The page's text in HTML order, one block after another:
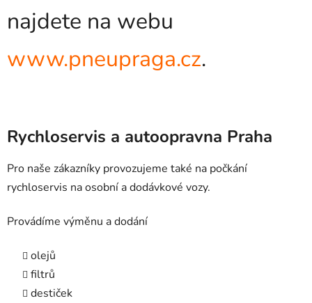
najdete na webu
www.pneupraga.cz.
Rychloservis a autoopravna Praha
Pro naše zákazníky provozujeme také na počkání
rychloservis na osobní a dodávkové vozy.
Provádíme výměnu a dodání
olejů
filtrů
destiček